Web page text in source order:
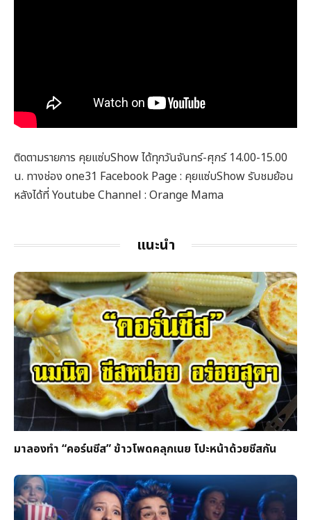
ติดตามรายการ คุยแซ่บShow ได้ทุกวันจันทร์-ศุกร์ 14.00-15.00
น. ทางช่อง one31 Facebook Page : คุยแซ่บShow รับชมย้อน
หลังได้ที่ Youtube Channel : Orange Mama
แนะนำ
มาลองทำ “คอร์นชีส” ข้าวโพดคลุกเนย โปะหน้าด้วยชีสกัน